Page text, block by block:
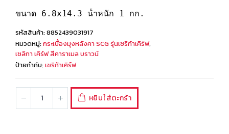
ขนาด 6.8x14.3 น้ำหนัก 1 กก.
รหัสสินค้า:8852439031917
หมวดหมู่:กระเบื้องมุงหลังคา SCG รุ่นเซริก้าเคิร์ฟ,
เซลิกา เคิร์ฟ สีคาราเมล บราวน์
ป้ายกำกับ:เซริก้าเคิร์ฟ
หยิบใส่ตะกร้า